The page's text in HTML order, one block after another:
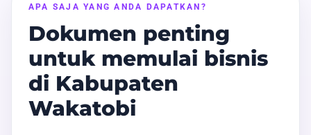
APA SAJA YANG ANDA DAPATKAN?
Dokumen penting
untuk memulai bisnis
di Kabupaten
Wakatobi